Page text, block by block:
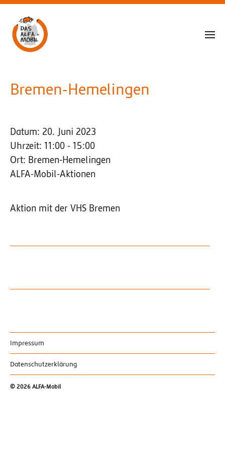
Bremen-Hemelingen
Datum: 20. Juni 2023
Uhrzeit: 11:00 - 15:00
Ort: Bremen-Hemelingen
ALFA-Mobil-Aktionen
Aktion mit der VHS Bremen
Impressum
Datenschutzerklärung
© 2026 ALFA-Mobil